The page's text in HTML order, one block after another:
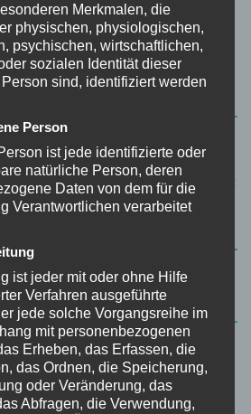
ist ein Gadget-Blog für Frauen. Wir
neuesten Frauen-Gadgets vor. Es
Die Auswahl wächst
von Tag zu Tag!
lächelt euch an – und
zurücklächeln! Diese Mini-
einfach zu süß!
Merkmalen, die
physischen, physiologischen,
psychischen, wirtschaftlichen,
sozialen Identität dieser
sind, identifiziert werden
Person
ist jede identifizierte oder
natürliche Person, deren
Daten von dem für die
Verantwortlichen verarbeitet
ist jeder mit oder ohne Hilfe
Verfahren ausgeführte
jede solche Vorgangsreihe im
mit personenbezogenen
Erheben, das Erfassen, die
das Ordnen, die Speicherung,
oder Veränderung, das
Abfragen, die Verwendung,